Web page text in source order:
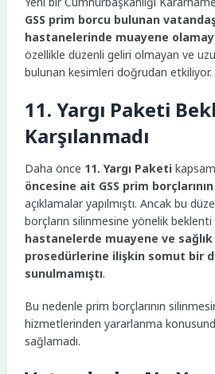
GSS prim borcu bulunan
hastanelerinde muayene
özellikle düzenli geliri olmayan ve
bulunan kesimleri doğrudan etkiliyor.
11. Yargı Paketi
Karşılanmadı
Daha önce 11. Yargı Paketi
öncesine ait GSS prim
açıklamalar yapılmıştı. Ancak bu
borçların silinmesine yönelik
hastanelerde muayene ve
prosedürlerine ilişkin somut bir
sunulmamıştı.
Bu nedenle prim borçlarının
hizmetlerinden yararlanma
sağlamadı.